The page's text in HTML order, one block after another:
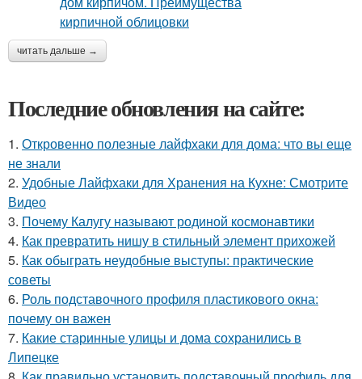
читать дальше →
Последние обновления на сайте:
1. Откровенно полезные лайфхаки для дома: что вы еще
не знали
2. Удобные Лайфхаки для Хранения на Кухне: Смотрите
Видео
3. Почему Калугу называют родиной космонавтики
4. Как превратить нишу в стильный элемент прихожей
5. Как обыграть неудобные выступы: практические
советы
6. Роль подставочного профиля пластикового окна:
почему он важен
7. Какие старинные улицы и дома сохранились в
Липецке